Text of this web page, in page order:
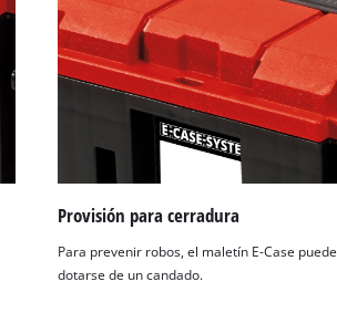
Provisión para cerradura
Para prevenir robos, el maletín E-Case puede
dotarse de un candado.